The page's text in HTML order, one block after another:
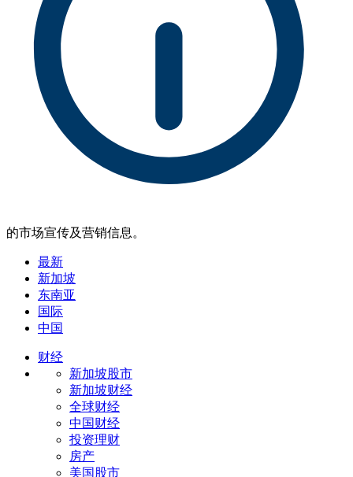
的市场宣传及营销信息。
最新
新加坡
东南亚
国际
中国
财经
新加坡股市
新加坡财经
全球财经
中国财经
投资理财
房产
美国股市